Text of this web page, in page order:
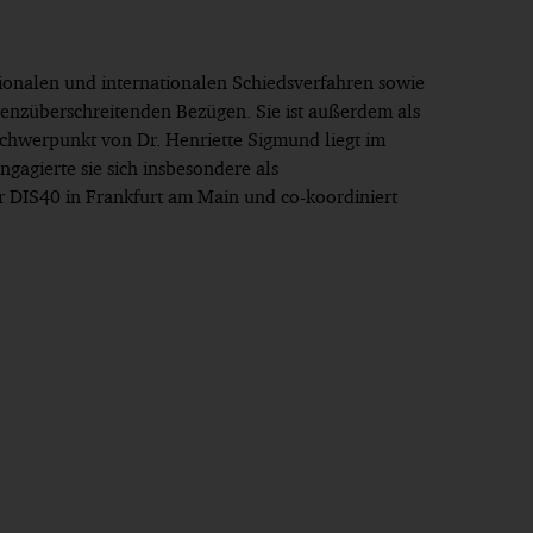
und internationalen Schiedsverfahren sowie
Bezügen. Sie ist außerdem als
von Dr. Henriette Sigmund liegt im
sie sich insbesondere als
in Frankfurt am Main und co-koordiniert